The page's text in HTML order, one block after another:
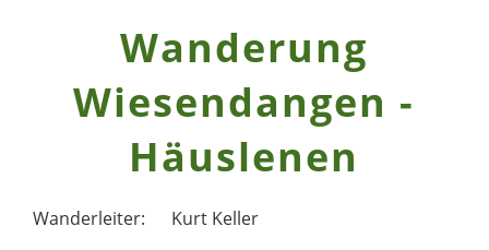
Wanderung
Wiesendangen -
Häuslenen
Wanderleiter: Kurt Keller